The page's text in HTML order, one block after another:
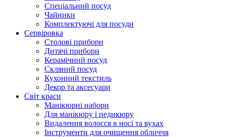
Cпеціальний посуд
Чайники
Комплектуючі для посуди
Сервіровка
Столові прибори
Дитячі прибори
Керамічний посуд
Скляний посуд
Кухонний текстиль
Декор та аксесуари
Світ краси
Манікюрні набори
Для манікюру і педикюру
Видалення волосся в носі та вухах
Інструменти для очищення обличчя